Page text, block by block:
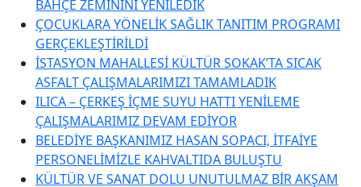
BAHÇE ZEMİNİNİ YENİLEDİK
ÇOCUKLARA YÖNELİK SAĞLIK TANITIM PROGRAMI
GERÇEKLEŞTİRİLDİ
İSTASYON MAHALLESİ KÜLTÜR SOKAK’TA SICAK
ASFALT ÇALIŞMALARIMIZI TAMAMLADIK
ILICA – ÇERKEŞ İÇME SUYU HATTI YENİLEME
ÇALIŞMALARIMIZ DEVAM EDİYOR
BELEDİYE BAŞKANIMIZ HASAN SOPACI, İTFAİYE
PERSONELİMİZLE KAHVALTIDA BULUŞTU
KÜLTÜR VE SANAT DOLU UNUTULMAZ BİR AKŞAM